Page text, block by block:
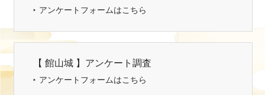
アンケートフォームはこちら
【 館山城 】アンケート調査
アンケートフォームはこちら